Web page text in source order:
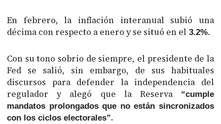
En febrero, la inflación interanual subió una
décima con respecto a enero y se situó en el 3.2%.
Con su tono sobrio de siempre, el presidente de la
Fed se salió, sin embargo, de sus habituales
discursos para defender la independencia del
regulador y alegó que la Reserva
“cumple
mandatos prolongados que no están sincronizados
con los ciclos electorales”.